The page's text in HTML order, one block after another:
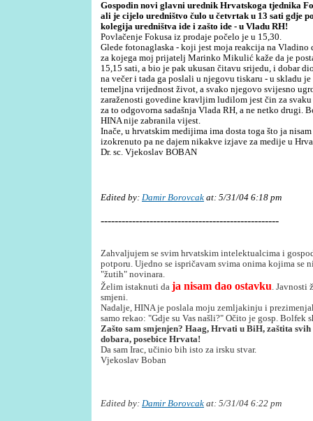
Gospodin novi glavni urednik Hrvatskoga tjednika
ali je cijelo uredništvo čulo u četvrtak u 13 sati gdje
kolegija uredništva ide i zašto ide - u Vladu RH!
Povlačenje Fokusa iz prodaje počelo je u 15,30.
Glede fotonaglaska - koji jest moja reakcija na Vladino
za kojega moj prijatelj Marinko Mikulić kaže da je
15,15 sati, a bio je pak ukusan čitavu srijedu, i dobar
na večer i tada ga poslali u njegovu tiskaru - u skladu
temeljna vrijednost život, a svako njegovo svijesno
zaraženosti govedine kravljim ludilom jest čin za
za to odgovorna sadašnja Vlada RH, a ne netko drugi.
HINA nije zabranila vijest.
Inače, u hrvatskim medijima ima dosta toga što ja
izokrenuto pa ne dajem nikakve izjave za medije u
Dr. sc. Vjekoslav BOBAN
Edited by: Damir Borovcak at: 5/31/04 6:18 pm
---------------------------------------------------
Zahvaljujem se svim hrvatskim intelektualcima i
potporu. Ujedno se ispričavam svima onima kojima se
"žutih" novinara.
Želim istaknuti da ja nisam dao ostavku. Javnosti
smjeni.
Nadalje, HINA je poslala moju zemljakinju i
samo rekao: "Gdje su Vas našli?" Očito je gosp. Bolfek
Zašto sam smjenjen? Haag, Hrvati u BiH, zaštita
dobara, posebice Hrvata!
Da sam Irac, učinio bih isto za irsku stvar.
Vjekoslav Boban
Edited by: Damir Borovcak at: 5/31/04 6:22 pm